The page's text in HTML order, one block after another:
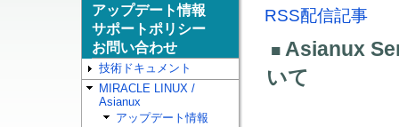
アップデート情報
サポートポリシー
お問い合わせ
技術ドキュメント
MIRACLE LINUX /
Asianux
アップデート情報
RSS配信記事
■ Asianux
いて